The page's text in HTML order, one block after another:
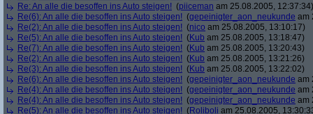
Re: An alle die besoffen ins Auto steigen! (piiceman am 25.08.2005, 12:37:34)
Re(6): An alle die besoffen ins Auto steigen! (gepeinigter_aon_neukunde am
Re(2): An alle die besoffen ins Auto steigen! (nico am 25.08.2005, 13:10:17)
Re(5): An alle die besoffen ins Auto steigen! (Kub am 25.08.2005, 13:18:47)
Re(7): An alle die besoffen ins Auto steigen! (Kub am 25.08.2005, 13:20:43)
Re(2): An alle die besoffen ins Auto steigen! (Kub am 25.08.2005, 13:21:26)
Re(3): An alle die besoffen ins Auto steigen! (Kub am 25.08.2005, 13:22:02)
Re(6): An alle die besoffen ins Auto steigen! (gepeinigter_aon_neukunde am
Re(4): An alle die besoffen ins Auto steigen! (gepeinigter_aon_neukunde am
Re(4): An alle die besoffen ins Auto steigen! (gepeinigter_aon_neukunde am
Re(5): An alle die besoffen ins Auto steigen! (Roliboli am 25.08.2005,